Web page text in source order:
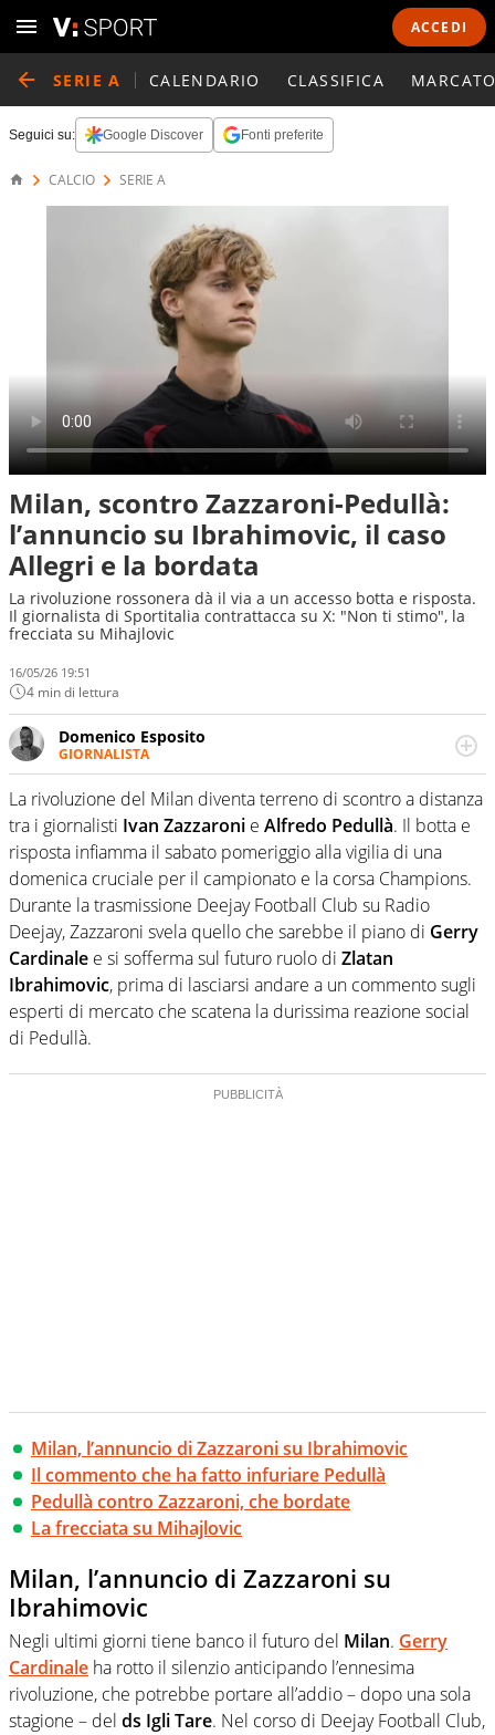
ACCEDI
SERIE A CALENDARIO CLASSIFICA
Seguici su: Google Discover Fonti preferite
CALCIO SERIE A
Milan, scontro Zazzaroni-Pedullà:
l’annuncio su Ibrahimovic, il caso
Allegri e la bordata
La rivoluzione rossonera dà il via a un accesso botta e risposta.
Il giornalista di Sportitalia contrattacca su X: "Non ti stimo", la
frecciata su Mihajlovic
16/05/26 19:51
4 min di lettura
Domenico Esposito
GIORNALISTA
Da vent’anni in campo e sul campo per vivere ogni evento
in tutte le sue sfaccettature. Passione smisurata per il
calcio e per la sfera di cuoio. Il pallone è una cosa
serissima, guai a dirgli di no
La rivoluzione del Milan diventa terreno di scontro a distanza
tra i giornalisti Ivan Zazzaroni e Alfredo Pedullà. Il botta e
risposta infiamma il sabato pomeriggio alla vigilia di una
domenica cruciale per il campionato e la corsa Champions.
Durante la trasmissione Deejay Football Club su Radio
Deejay, Zazzaroni svela quello che sarebbe il piano di Gerry
Cardinale e si sofferma sul futuro ruolo di Zlatan
Ibrahimovic, prima di lasciarsi andare a un commento sugli
esperti di mercato che scatena la durissima reazione social
di Pedullà.
Milan, l’annuncio di Zazzaroni su Ibrahimovic
Il commento che ha fatto infuriare Pedullà
Pedullà contro Zazzaroni, che bordate
La frecciata su Mihajlovic
Milan, l’annuncio di Zazzaroni su
Ibrahimovic
Negli ultimi giorni tiene banco il futuro del Milan. Gerry
Cardinale ha rotto il silenzio anticipando l’ennesima
rivoluzione, che potrebbe portare all’addio – dopo una sola
stagione – del ds Igli Tare. Nel corso di Deejay Football Club,